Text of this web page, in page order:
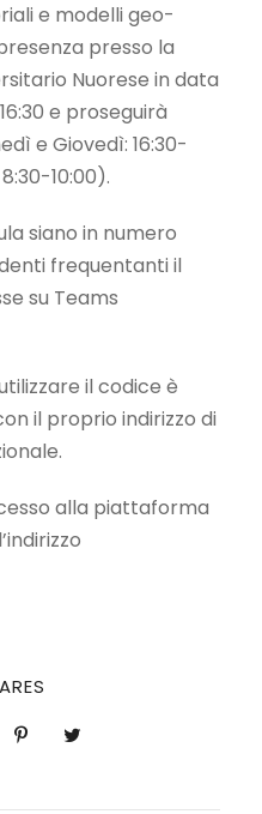
e modelli geo-
presso la
Nuorese in data
e proseguirà
e Giovedì: 16:30-
10:00).
siano in numero
frequentanti il
su Teams
il codice è
il proprio indirizzo di
alla piattaforma